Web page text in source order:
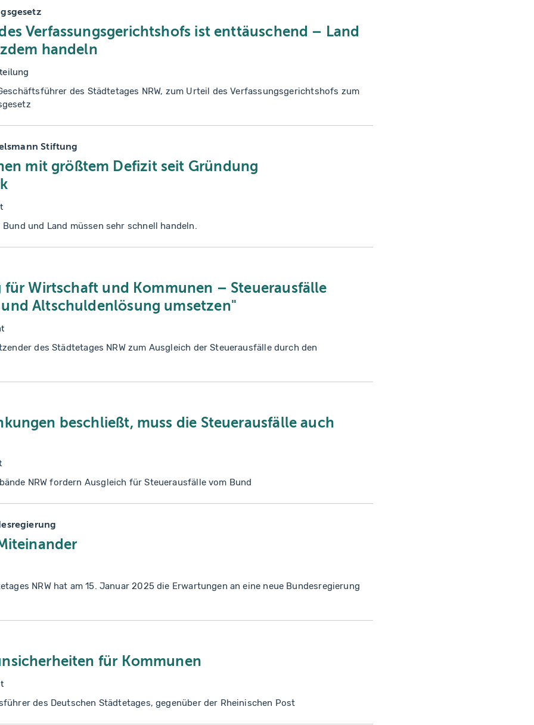
Verfassungsgerichtshofs ist enttäuschend – Land
handeln
des Städtetages NRW, zum Urteil des Verfassungsgerichtshofs zum
Stiftung
mit größtem Defizit seit Gründung
und Land müssen sehr schnell handeln.
für Wirtschaft und Kommunen – Steuerausfälle
Altschuldenlösung umsetzen"
des Städtetages NRW zum Ausgleich der Steuerausfälle durch den
beschließt, muss die Steuerausfälle auch
NRW fordern Ausgleich für Steuerausfälle vom Bund
NRW hat am 15. Januar 2025 die Erwartungen an eine neue Bundesregierung
für Kommunen
des Deutschen Städtetages, gegenüber der Rheinischen Post